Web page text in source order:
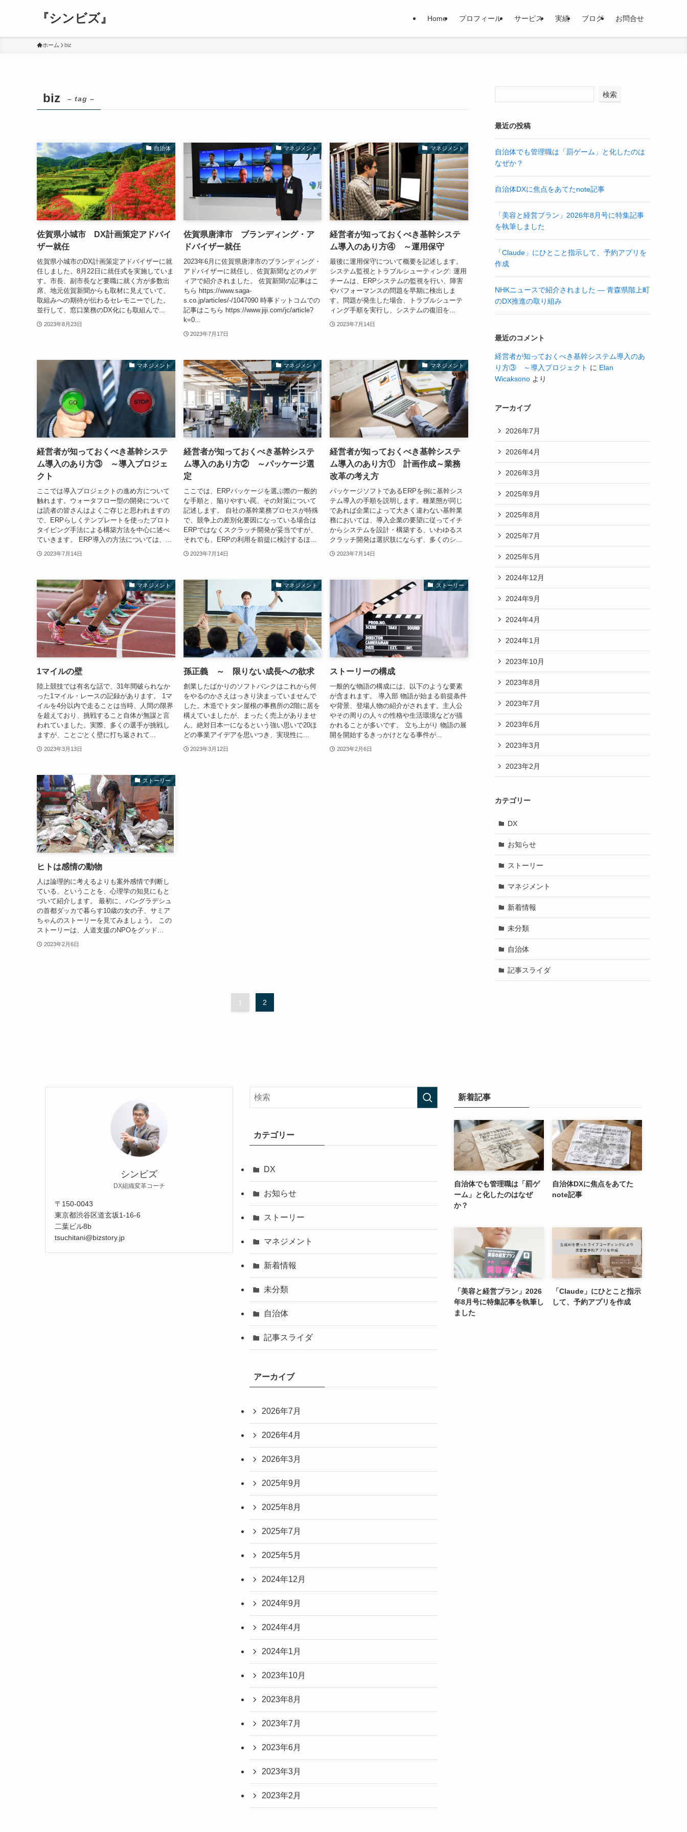
『シンビズ』 Home プロフィール サービス 実績 ブログ お問合せ
ホーム biz
biz – tag –
自治体
佐賀県小城市 DX計画策定アドバイ
ザー就任
佐賀県小城市のDX計画策定アドバイザーに就
任しました。8月22日に就任式を実施していま
す。市長、副市長など要職に就く方が多数出
席、地元佐賀新聞からも取材に見えていて、
取組みへの期待が伝わるセレモニーでした。
並行して、窓口業務のDX化にも取組んで...
2023年8月23日
マネジメント
佐賀県唐津市 ブランディング・ア
ドバイザー就任
2023年6月に佐賀県唐津市のブランディング・
アドバイザーに就任し、佐賀新聞などのメデ
ィアで紹介されました。 佐賀新聞の記事はこ
ちら https://www.saga-
s.co.jp/articles/-/1047090 時事ドットコムでの
記事はこちら https://www.jiji.com/jc/article?
k=0...
2023年7月17日
マネジメント
経営者が知っておくべき基幹システ
ム導入のあり方④ ～運用保守
最後に運用保守について概要を記述します。
システム監視とトラブルシューティング: 運用
チームは、ERPシステムの監視を行い、障害
やパフォーマンスの問題を早期に検出しま
す。問題が発生した場合、トラブルシューテ
ィング手順を実行し、システムの復旧を...
2023年7月14日
マネジメント
経営者が知っておくべき基幹システ
ム導入のあり方③ ～導入プロジェ
クト
ここでは導入プロジェクトの進め方について
触れます。ウォータフロー型の開発について
は読者の皆さんはよくご存じと思われますの
で、ERPらしくテンプレートを使ったプロト
タイピング手法による構築方法を中心に述べ
ていきます。 ERP導入の方法については、...
2023年7月14日
マネジメント
経営者が知っておくべき基幹システ
ム導入のあり方② ～パッケージ選
定
ここでは、ERPパッケージを選ぶ際の一般的
な手順と、陥りやすい罠、その対策について
記述します。 自社の基幹業務プロセスが特殊
で、競争上の差別化要因になっている場合は
ERPではなくスクラッチ開発が妥当ですが、
それでも、ERPの利用を前提に検討するほ...
2023年7月14日
マネジメント
経営者が知っておくべき基幹システ
ム導入のあり方① 計画作成～業務
改革の考え方
パッケージソフトであるERPを例に基幹シス
テム導入の手順を説明します。種業態が同じ
であれば企業によって大きく違わない基幹業
務においては、導入企業の要望に従ってイチ
からシステムを設計・構築する、いわゆるス
クラッチ開発は選択肢にならず、多くのシ...
2023年7月14日
マネジメント
1マイルの壁
陸上競技では有名な話で、31年間破られなか
った1マイル・レースの記録があります。 1マ
イルを4分以内で走ることは当時、人間の限界
を超えており、挑戦すること自体が無謀と言
われていました。実際、多くの選手が挑戦し
ますが、ことごとく壁に打ち返されて...
2023年3月13日
マネジメント
孫正義 ～ 限りない成長への欲求
創業したばかりのソフトバンクはこれから何
をやるのかさえはっきり決まっていませんで
した。木造でトタン屋根の事務所の2階に居を
構えていましたが、まったく売上がありませ
ん。絶対日本一になるという強い思いで20ほ
どの事業アイデアを思いつき、実現性に...
2023年3月12日
ストーリー
ストーリーの構成
一般的な物語の構成には、以下のような要素
が含まれます。 導入部 物語が始まる前提条件
や背景、登場人物の紹介がされます。主人公
やその周りの人々の性格や生活環境などが描
かれることが多いです。 立ち上がり 物語の展
開を開始するきっかけとなる事件が...
2023年2月6日
ストーリー
ヒトは感情の動物
人は論理的に考えるよりも案外感情で判断し
ている、ということを、心理学の知見にもと
づいて紹介します。 最初に、バングラデシュ
の首都ダッカで暮らす10歳の女の子、サミア
ちゃんのストーリーを見てみましょう。 この
ストーリーは、人道支援のNPOをグッド...
2023年2月6日
1 2
検索
最近の投稿
自治体でも管理職は「罰ゲーム」と化したのは
なぜか？
自治体DXに焦点をあてたnote記事
「美容と経営プラン」2026年8月号に特集記事
を執筆しました
「Claude」にひとこと指示して、予約アプリを
作成
NHKニュースで紹介されました ― 青森県階上町
のDX推進の取り組み
最近のコメント
経営者が知っておくべき基幹システム導入のあ
り方③ ～導入プロジェクト に Elan
Wicaksono より
アーカイブ
2026年7月
2026年4月
2026年3月
2025年9月
2025年8月
2025年7月
2025年5月
2024年12月
2024年9月
2024年4月
2024年1月
2023年10月
2023年8月
2023年7月
2023年6月
2023年3月
2023年2月
カテゴリー
DX
お知らせ
ストーリー
マネジメント
新着情報
未分類
自治体
記事スライダ
シンビズ
DX組織変革コーチ
〒150-0043
東京都渋谷区道玄坂1-16-6
二葉ビル8b
tsuchitani@bizstory.jp
カテゴリー
DX
お知らせ
ストーリー
マネジメント
新着情報
未分類
自治体
記事スライダ
アーカイブ
2026年7月
2026年4月
2026年3月
2025年9月
2025年8月
2025年7月
2025年5月
2024年12月
2024年9月
2024年4月
2024年1月
2023年10月
2023年8月
2023年7月
2023年6月
2023年3月
2023年2月
新着記事
自治体でも管理職は「罰ゲ
ーム」と化したのはなぜ
か？
自治体DXに焦点をあてた
note記事
「美容と経営プラン」2026
年8月号に特集記事を執筆し
ました
「Claude」にひとこと指示
して、予約アプリを作成